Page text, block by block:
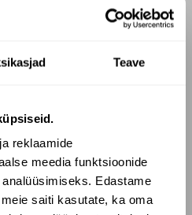
Teave
reklaamide
meedia funktsioonide
Edastame
saiti kasutate, ka oma
(130)